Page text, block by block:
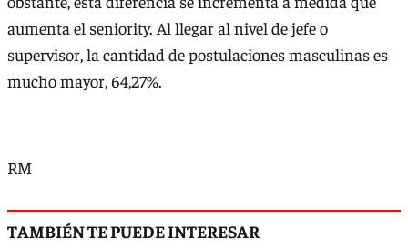
aumenta el seniority. Al llegar al nivel de jefe o
supervisor, la cantidad de postulaciones masculinas es
mucho mayor, 64,27%.
RM
TAMBIÉN TE PUEDE INTERESAR